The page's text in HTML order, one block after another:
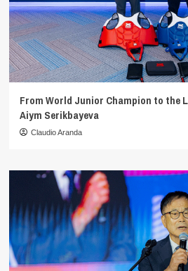
From World Junior Champion to the
Aiym Serikbayeva
Claudio Aranda